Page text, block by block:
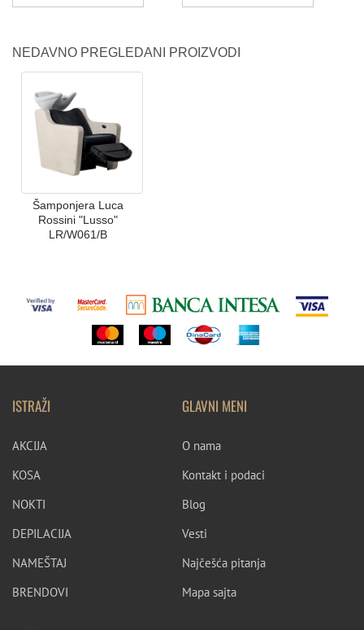
NEDAVNO PREGLEDANI PROIZVODI
Šamponjera Luca
Rossini "Lusso"
LR/W061/B
ISTRAŽI
AKCIJA
KOSA
NOKTI
DEPILACIJA
NAMEŠTAJ
BRENDOVI
GLAVNI MENI
O nama
Kontakt i podaci
Blog
Vesti
Najčešća pitanja
Mapa sajta